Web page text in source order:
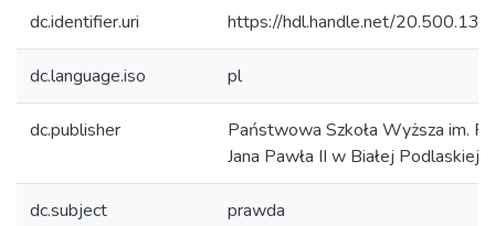
dc.identifier.uri https://hdl.handle.net/
dc.language.iso pl
dc.publisher
Państwowa Szkoła Wyższa im.
Jana Pawła II w Białej Podlaskiej
dc.subject prawda